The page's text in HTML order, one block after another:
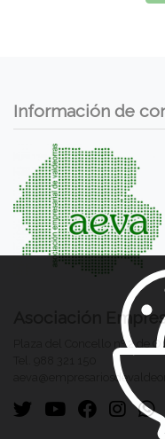
Información de
Asociación
Plaza del Concello nº 2 de